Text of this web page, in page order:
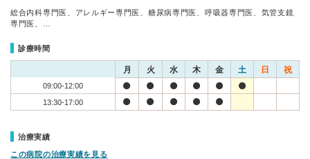
総合内科専門医、アレルギー専門医、糖尿病専門医、呼吸器専門医、気管支鏡
専門医、…
診療時間
月 火 水 木 金 土 日 祝
09:00-12:00
13:30-17:00
治療実績
この病院の治療実績を見る